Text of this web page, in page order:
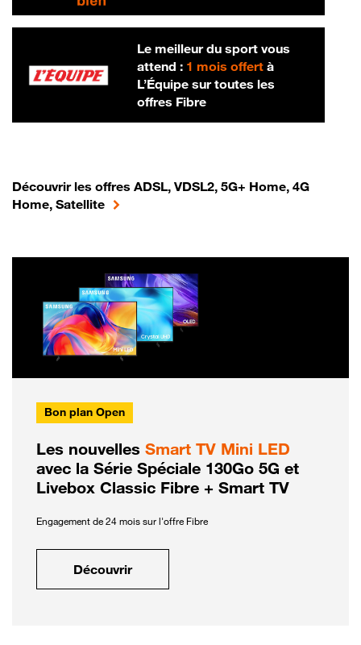
Le meilleur du sport vous
attend : 1 mois offertà
L’Équipe sur toutes les
offres Fibre
Découvrir les offres ADSL, VDSL2, 5G+ Home, 4G
Home, Satellite
Bon plan Open
Les nouvelles Smart TV Mini LED
avec la Série Spéciale 130Go 5G et
Livebox Classic Fibre + Smart TV
Engagement de 24 mois sur l'offre Fibre
Découvrir